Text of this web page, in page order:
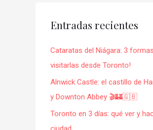
a
p
o
r
:
Entradas recientes
Cataratas del Niágara: 3
visitarlas desde Toronto!
Alnwick Castle: el castillo de
y Downton Abbey 🎬🏰🇬🇧
Toronto en 3 días: qué ver y